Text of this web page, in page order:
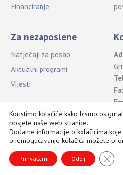
Financiranje
Za nezaposlene
Natječaji za posao
Aktualni programi
Vijesti
Sva prava pridržana Služba za
Koristimo kolačiće kako bismo
posjete naše web stranice.
Dodatne informacije o kolačićima
onemogućavanje kolačića možete
Prihvaćam Odbij